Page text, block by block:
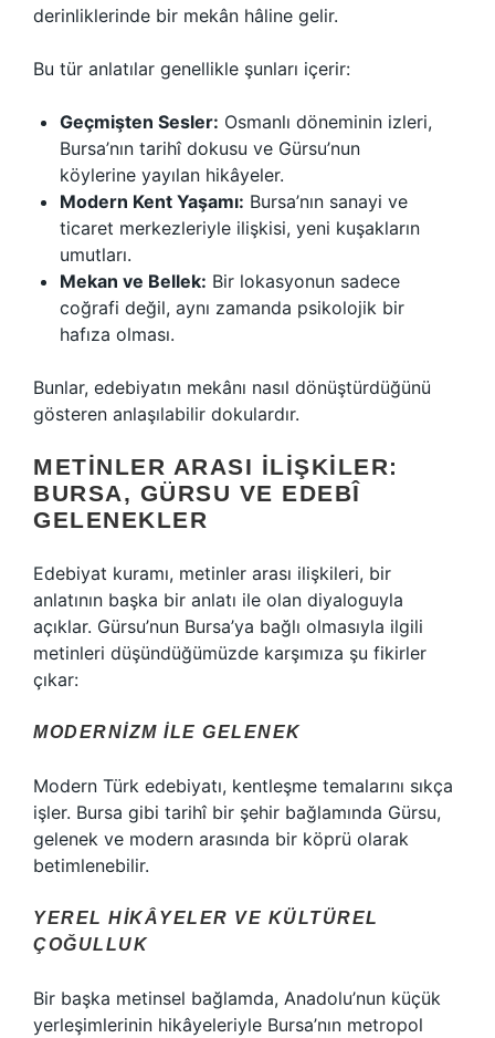
derinliklerinde bir mekân hâline gelir.
Bu tür anlatılar genellikle şunları içerir:
Geçmişten Sesler: Osmanlı döneminin izleri,
Bursa’nın tarihî dokusu ve Gürsu’nun
köylerine yayılan hikâyeler.
Modern Kent Yaşamı: Bursa’nın sanayi ve
ticaret merkezleriyle ilişkisi, yeni kuşakların
umutları.
Mekan ve Bellek: Bir lokasyonun sadece
coğrafi değil, aynı zamanda psikolojik bir
hafıza olması.
Bunlar, edebiyatın mekânı nasıl dönüştürdüğünü
gösteren anlaşılabilir dokulardır.
METINLER ARASI İLIŞKILER:
BURSA, GÜRSU VE EDEBÎ
GELENEKLER
Edebiyat kuramı, metinler arası ilişkileri, bir
anlatının başka bir anlatı ile olan diyaloguyla
açıklar. Gürsu’nun Bursa’ya bağlı olmasıyla ilgili
metinleri düşündüğümüzde karşımıza şu fikirler
çıkar:
MODERNIZM ILE GELENEK
Modern Türk edebiyatı, kentleşme temalarını sıkça
işler. Bursa gibi tarihî bir şehir bağlamında Gürsu,
gelenek ve modern arasında bir köprü olarak
betimlenebilir.
YEREL HIKÂYELER VE KÜLTÜREL
ÇOĞULLUK
Bir başka metinsel bağlamda, Anadolu’nun küçük
yerleşimlerinin hikâyeleriyle Bursa’nın metropol